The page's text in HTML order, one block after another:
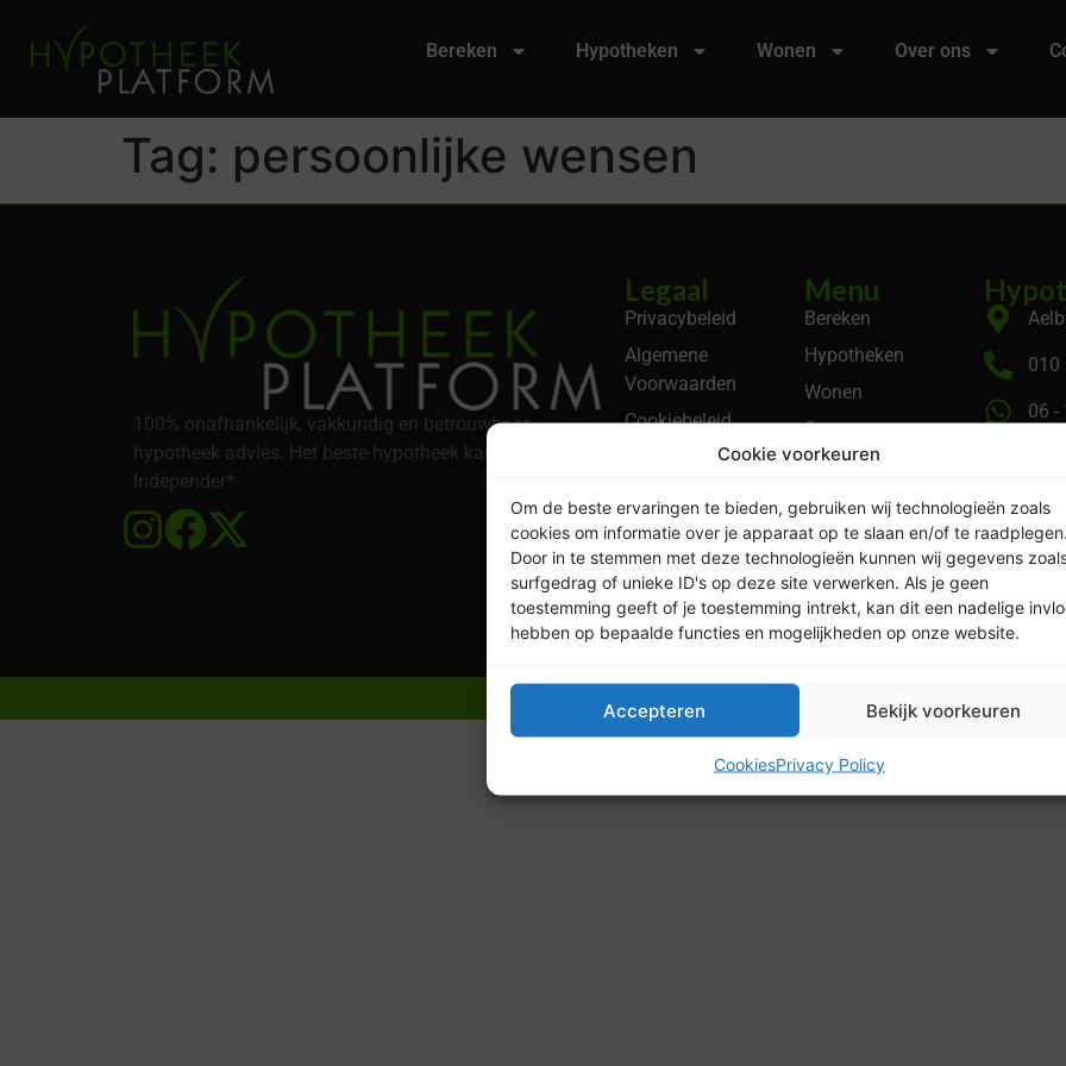
Cookie voorkeuren
Om de beste ervaringen te bieden, gebruiken wij technologieën zoals
cookies om informatie over je apparaat op te slaan en/of te raadplegen.
Door in te stemmen met deze technologieën kunnen wij gegevens
surfgedrag of unieke ID's op deze site verwerken. Als je geen
toestemming geeft of je toestemming intrekt, kan dit een nadelige
hebben op bepaalde functies en mogelijkheden op onze website.
Accepteren Bekijk voorkeuren
CookiesPrivacy Policy
Bereken Hypotheken Wonen Over ons
Tag: persoonlijke wensen
100% onafhankelijk, vakkundig en betrouwbaar
hypotheek advies. Het beste hypotheek kantoor volgens
Independer*
Legaal
Privacybeleid
Algemene
Voorwaarden
Cookiebeleid
Menu
Bereken
Hypotheken
Wonen
Over ons
Contact
Account
010
06 -
© 2026 HypotheekPlatform | Alle rechten voorbehouden | Design by